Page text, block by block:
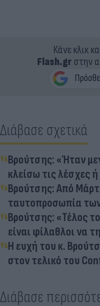
Κάνε κλικ
Flash.grστην
Διάβασε σχετικά
Βρούτσης: «Ήταν
κλείσω τις λέσχες
Βρούτσης: Από
ταυτοπροσωπία
Βρούτσης: «Τέλος
είναι φίλαθλοι να
Η ευχή του κ.
στον τελικό του
Διάβασε